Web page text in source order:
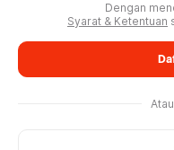
Dengan
Syarat & Ketentuan